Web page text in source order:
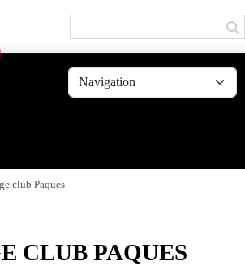
club Paques
CLUB PAQUES